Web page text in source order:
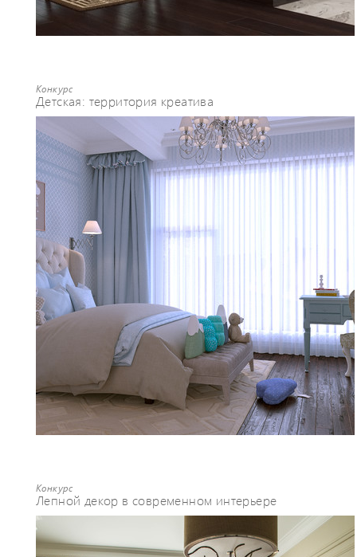
Конкурс
Детская: территория креатива
Конкурс
Лепной декор в современном интерьере